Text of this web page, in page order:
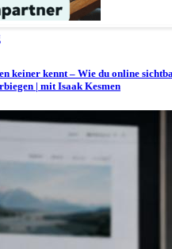
keiner kennt – Wie du online
| mit Isaak Kesmen